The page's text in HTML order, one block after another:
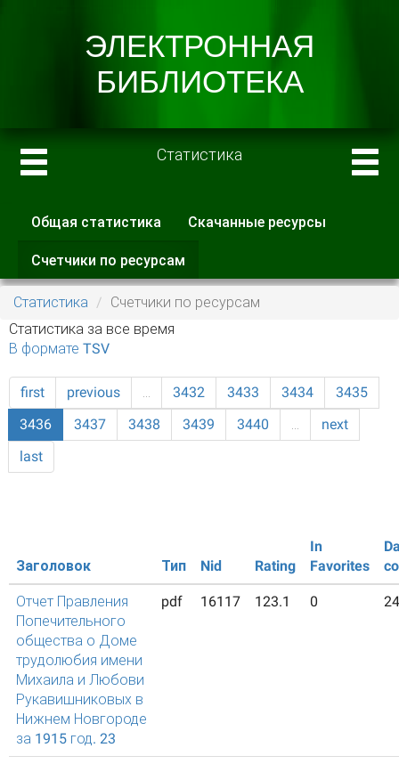
Статистика
Главные вкладки
Общая статистика Скачанные ресурсы
Счетчики по ресурсам
вкладка)
Статистика
Счетчики по ресурсам
Статистика за все время
В формате TSV
first previous … 3432 3433 3434
3435
3436
3437 3438 3439 3440 …
next
last
Заголовок Тип Nid Rating
In
Favorites
Отчет Правления
Попечительного
общества о Доме
трудолюбия имени
Михаила и Любови
Рукавишниковых в
Нижнем Новгороде
за 1915 год. 23
pdf 16117 123.1 0